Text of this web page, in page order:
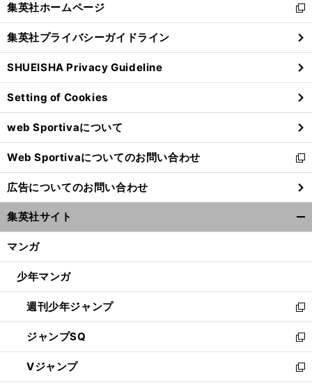
閉
る
集英社ホームページ
新
し
い
ウ
ィ
ン
ド
ウ
で
開
く
集英社プライバシーガイドライン
SHUEISHA Privacy Guideline
Setting of Cookies
web Sportivaについて
Web Sportivaについてのお問い合わせ
新
し
い
ウ
ィ
ン
ウ
開
く
広告についてのお問い合わせ
集英社サイト
マンガ
少年マンガ
週刊少年ジャンプ
新
し
い
ウ
ィ
ン
ジャンプSQ
新
し
い
ウ
Vジャンプ
新
し